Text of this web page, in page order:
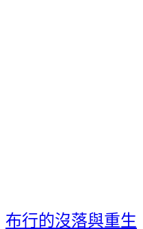
布行的沒落與重生